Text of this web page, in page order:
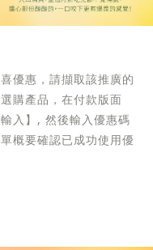
優惠，請擷取該推廣的
購產品，在付款版面
入】, 然後輸入優惠碼
概要確認已成功使用優